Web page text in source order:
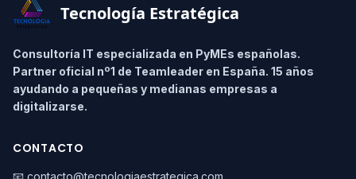
Tecnología Estratégica
Consultoría IT especializada en PyMEs españolas.
Partner oficial nº1 de Teamleader en España. 15 años
ayudando a pequeñas y medianas empresas a
digitalizarse.
CONTACTO
📧 contacto@tecnologiaestrategica.com